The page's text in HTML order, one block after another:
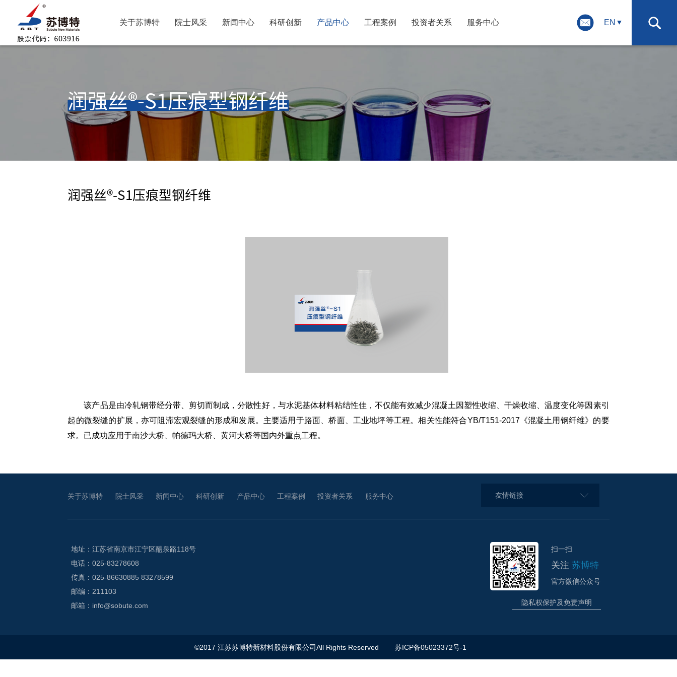
关于苏博特 院士风采 新闻中心 科研创新 产品中心 工程案例 投资者关系 服务中心 EN
润强丝®-S1压痕型钢纤维
润强丝®-S1压痕型钢纤维
该产品是由冷轧钢带经分带、剪切而制成，分散性好，与水泥基体材料粘结性佳，不仅能有效减少混凝土因塑性收缩、干燥收缩、温度变化等因素引
起的微裂缝的扩展，亦可阻滞宏观裂缝的形成和发展。主要适用于路面、桥面、工业地坪等工程。相关性能符合YB/T151-2017《混凝土用钢纤维》的要
求。已成功应用于南沙大桥、帕德玛大桥、黄河大桥等国内外重点工程。
关于苏博特 院士风采 新闻中心 科研创新 产品中心 工程案例 投资者关系 服务中心 友情链接
地址：江苏省南京市江宁区醴泉路118号
电话：025-83278608
传真：025-86630885 83278599
邮编：211103
邮箱：info@sobute.com
扫一扫
关注 苏博特
官方微信公众号
隐私权保护及免责声明
©2017 江苏苏博特新材料股份有限公司All Rights Reserved 苏ICP备05023372号-1